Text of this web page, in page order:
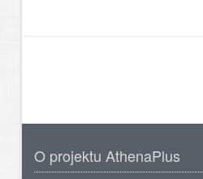
O projektu AthenaPlus